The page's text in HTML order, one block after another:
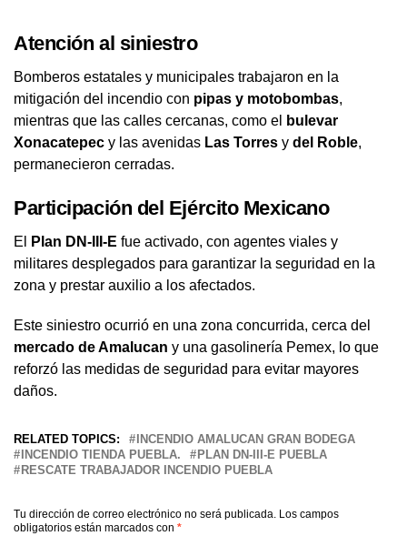
— SSC Puebla (@SSC_Pue)
Atención al siniestro
Bomberos estatales y municipales trabajaron en la
mitigación del incendio con pipas y motobombas,
mientras que las calles cercanas, como el
bulevar
Xonacatepec y las avenidas Las Torres y del Roble,
permanecieron cerradas.
Participación del Ejército Mexicano
El Plan DN-III-E fue activado, con agentes viales y
militares desplegados para garantizar la seguridad en la
zona y prestar auxilio a los afectados.
Este siniestro ocurrió en una zona concurrida, cerca del
mercado de Amalucan y una gasolinería Pemex, lo que
reforzó las medidas de seguridad para evitar mayores
daños.
RELATED TOPICS:
INCENDIO AMALUCAN GRAN BODEGA
INCENDIO TIENDA PUEBLA.
PLAN DN-III-E PUEBLA
RESCATE TRABAJADOR INCENDIO PUEBLA
Tu dirección de correo electrónico no será publicada. Los campos
obligatorios están marcados con *